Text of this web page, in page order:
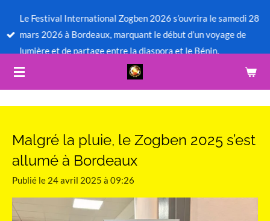
Passer
au
contenu
Le Festival International Zogben 2026 s’ouvrira le samedi 28
mars 2026 à Bordeaux, marquant le début d’un voyage de
lumière et de partage entre la diaspora et le Bénin.
Malgré la pluie, le Zogben 2025 s’est
allumé à Bordeaux
Publié le 24 avril 2025 à 09:26